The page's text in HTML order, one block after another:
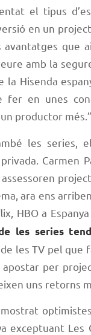
el tipus
en un
avantatges que
amb la
la Hisenda
fer en unes
productor més.”
les series,
Carmen
ara ens
HBO a
les series
les TV pel que
per
uns retorns
exceptuant